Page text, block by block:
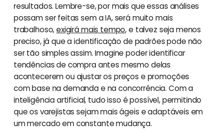
resultados. Lembre-se, por mais que essas análises
possam ser feitas sem a IA, será muito mais
trabalhoso,exigirá mais tempo, e talvez seja menos
preciso, já que a identificação de padrões pode não
ser tão simples assim. Imagine poder identificar
tendências de compra antes mesmo delas
acontecerem ou ajustar os preços e promoções
com base na demanda e na concorrência. Com a
inteligência artificial, tudo isso é possível, permitindo
que os varejistas sejam mais ágeis e adaptáveis em
um mercado em constante mudança.